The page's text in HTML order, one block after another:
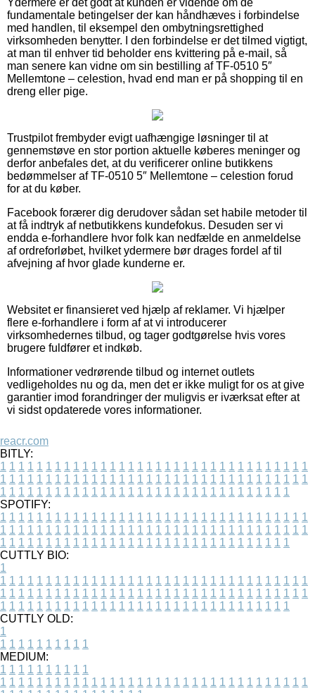
fundamentale betingelser der kan håndhæves i forbindelse
med handlen, til eksempel den ombytningsrettighed
virksomheden benytter. I den forbindelse er det tilmed vigtigt,
at man til enhver tid beholder ens kvittering på e-mail, så
man senere kan vidne om sin bestilling af TF-0510 5″
Mellemtone – celestion, hvad end man er på shopping til en
dreng eller pige.
Trustpilot frembyder evigt uafhængige løsninger til at
gennemstøve en stor portion aktuelle køberes meninger og
derfor anbefales det, at du verificerer online butikkens
bedømmelser af TF-0510 5″ Mellemtone – celestion forud
for at du køber.
Facebook forærer dig derudover sådan set habile metoder til
at få indtryk af netbutikkens kundefokus. Desuden ser vi
endda e-forhandlere hvor folk kan nedfælde en anmeldelse
af ordreforløbet, hvilket ydermere bør drages fordel af til
afvejning af hvor glade kunderne er.
Websitet er finansieret ved hjælp af reklamer. Vi hjælper
flere e-forhandlere i form af at vi introducerer
virksomhedernes tilbud, og tager godtgørelse hvis vores
brugere fuldfører et indkøb.
Informationer vedrørende tilbud og internet outlets
vedligeholdes nu og da, men det er ikke muligt for os at give
garantier imod forandringer der muligvis er iværksat efter at
vi sidst opdaterede vores informationer.
reacr.com
BITLY:
1 1 1 1 1 1 1 1 1 1 1 1 1 1 1 1 1 1 1 1 1 1 1 1 1 1 1 1 1 1 1 1 1 1
1 1 1 1 1 1 1 1 1 1 1 1 1 1 1 1 1 1 1 1 1 1 1 1 1 1 1 1 1 1 1 1 1 1
1 1 1 1 1 1 1 1 1 1 1 1 1 1 1 1 1 1 1 1 1 1 1 1 1 1 1 1 1 1 1 1
SPOTIFY:
1 1 1 1 1 1 1 1 1 1 1 1 1 1 1 1 1 1 1 1 1 1 1 1 1 1 1 1 1 1 1 1 1 1
1 1 1 1 1 1 1 1 1 1 1 1 1 1 1 1 1 1 1 1 1 1 1 1 1 1 1 1 1 1 1 1 1 1
1 1 1 1 1 1 1 1 1 1 1 1 1 1 1 1 1 1 1 1 1 1 1 1 1 1 1 1 1 1 1 1
CUTTLY BIO:
1
1 1 1 1 1 1 1 1 1 1 1 1 1 1 1 1 1 1 1 1 1 1 1 1 1 1 1 1 1 1 1 1 1 1
1 1 1 1 1 1 1 1 1 1 1 1 1 1 1 1 1 1 1 1 1 1 1 1 1 1 1 1 1 1 1 1 1 1
1 1 1 1 1 1 1 1 1 1 1 1 1 1 1 1 1 1 1 1 1 1 1 1 1 1 1 1 1 1 1 1
CUTTLY OLD:
1
1 1 1 1 1 1 1 1 1 1
MEDIUM:
1 1 1 1 1 1 1 1 1 1
1 1 1 1 1 1 1 1 1 1 1 1 1 1 1 1 1 1 1 1 1 1 1 1 1 1 1 1 1 1 1 1 1 1